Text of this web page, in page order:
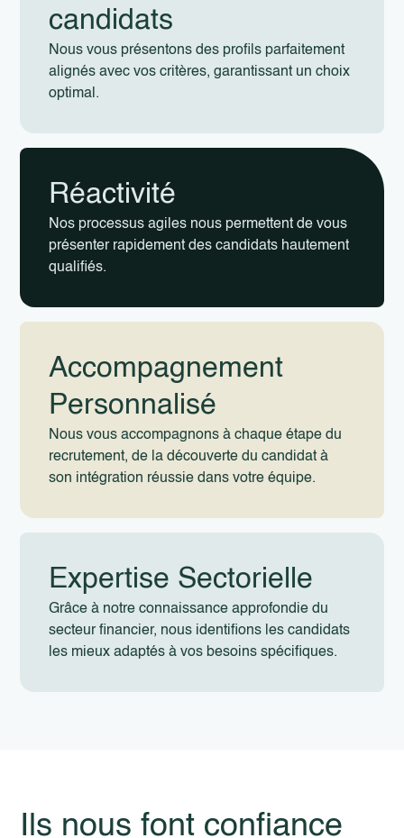
candidats
Nous vous présentons des profils parfaitement
alignés avec vos critères, garantissant un choix
optimal.
Réactivité
Nos processus agiles nous permettent de vous
présenter rapidement des candidats hautement
qualifiés.
Accompagnement
Personnalisé
Nous vous accompagnons à chaque étape du
recrutement, de la découverte du candidat à
son intégration réussie dans votre équipe.
Expertise Sectorielle
Grâce à notre connaissance approfondie du
secteur financier, nous identifions les candidats
les mieux adaptés à vos besoins spécifiques.
Ils nous font confiance